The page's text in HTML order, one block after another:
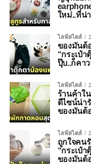
ใหม่..ที่น่
ไลฟ์สไตล์
ของมันต้
“กระเป๋
ปุ๊บ..ก็คา
ไลฟ์สไตล์
ร้านค้าใ
ดีไซน์น่า
ของมันต้
ไลฟ์สไตล์
ถูกใจคน
“กระเป๋า
ของมันต้